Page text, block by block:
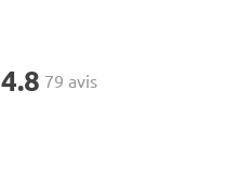
4.8 79 avis